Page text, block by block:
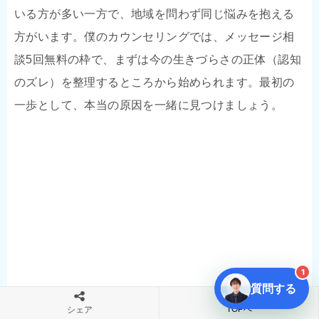
いる方が多い一方で、地域を問わず同じ悩みを抱える
方がいます。僕のカウンセリングでは、メッセージ相
談5回無料の枠で、まずは今の生きづらさの正体（認知
のズレ）を整理するところから始められます。最初の
一歩として、本当の原因を一緒に見つけましょう。
シェア TOPへ
質問する
1